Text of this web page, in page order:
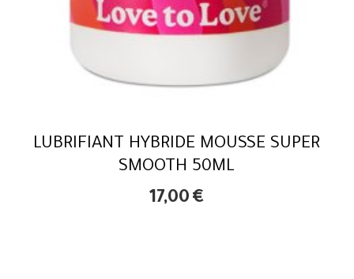
LUBRIFIANT HYBRIDE MOUSSE SUPER
SMOOTH 50ML
17,00 €